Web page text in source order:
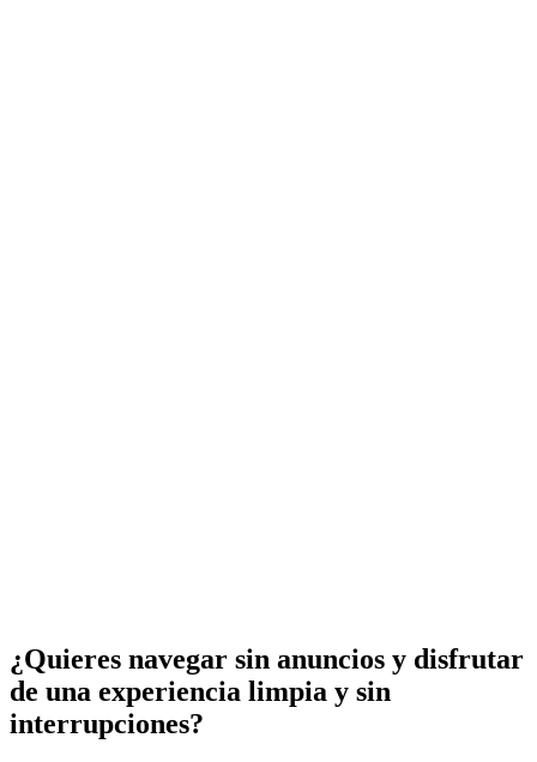
¿Quieres navegar sin anuncios y disfrutar
de una experiencia limpia y sin
interrupciones?